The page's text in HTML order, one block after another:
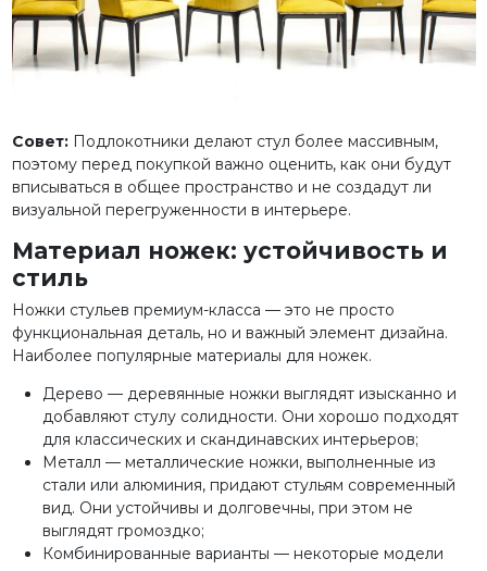
Совет:Подлокотники делают стул более массивным,
поэтому перед покупкой важно оценить, как они будут
вписываться в общее пространство и не создадут ли
визуальной перегруженности в интерьере.
Материал ножек: устойчивость и
стиль
Ножки стульев премиум-класса — это не просто
функциональная деталь, но и важный элемент дизайна.
Наиболее популярные материалы для ножек.
Дерево — деревянные ножки выглядят изысканно и
добавляют стулу солидности. Они хорошо подходят
для классических и скандинавских интерьеров;
Металл — металлические ножки, выполненные из
стали или алюминия, придают стульям современный
вид. Они устойчивы и долговечны, при этом не
выглядят громоздко;
Комбинированные варианты — некоторые модели